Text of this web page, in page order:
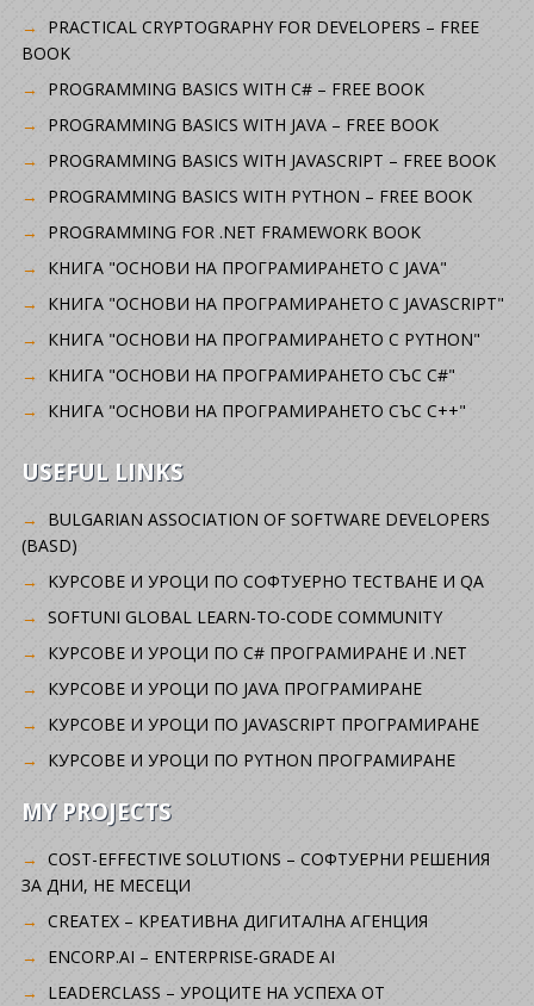
PRACTICAL CRYPTOGRAPHY FOR DEVELOPERS – FREE
BOOK
PROGRAMMING BASICS WITH C# – FREE BOOK
PROGRAMMING BASICS WITH JAVA – FREE BOOK
PROGRAMMING BASICS WITH JAVASCRIPT – FREE BOOK
PROGRAMMING BASICS WITH PYTHON – FREE BOOK
PROGRAMMING FOR .NET FRAMEWORK BOOK
КНИГА "ОСНОВИ НА ПРОГРАМИРАНЕТО С JAVA"
КНИГА "ОСНОВИ НА ПРОГРАМИРАНЕТО С JAVASCRIPT"
КНИГА "ОСНОВИ НА ПРОГРАМИРАНЕТО С PYTHON"
КНИГА "ОСНОВИ НА ПРОГРАМИРАНЕТО СЪС C#"
КНИГА "ОСНОВИ НА ПРОГРАМИРАНЕТО СЪС C++"
USEFUL LINKS
BULGARIAN ASSOCIATION OF SOFTWARE DEVELOPERS
(BASD)
KУРСОВЕ И УРОЦИ ПО СОФТУЕРНО ТЕСТВАНЕ И QA
SOFTUNI GLOBAL LEARN-TO-CODE COMMUNITY
КУРСОВЕ И УРОЦИ ПО C# ПРОГРАМИРАНЕ И .NET
КУРСОВЕ И УРОЦИ ПО JAVA ПРОГРАМИРАНЕ
КУРСОВЕ И УРОЦИ ПО JAVASCRIPT ПРОГРАМИРАНЕ
КУРСОВЕ И УРОЦИ ПО PYTHON ПРОГРАМИРАНЕ
MY PROJECTS
COST-EFFECTIVE SOLUTIONS – СОФТУЕРНИ РЕШЕНИЯ
ЗА ДНИ, НЕ МЕСЕЦИ
CREATEX – КРЕАТИВНА ДИГИТАЛНА АГЕНЦИЯ
ENCORP.AI – ENTERPRISE-GRADE AI
LEADERCLASS – УРОЦИТЕ НА УСПЕХА ОТ